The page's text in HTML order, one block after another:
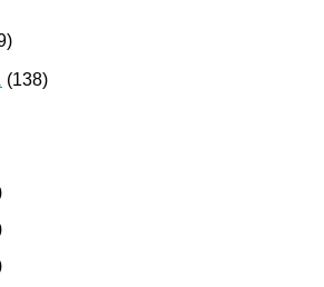
(138)